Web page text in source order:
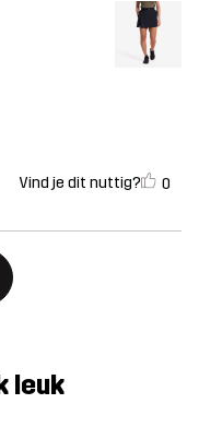
Vind je dit nuttig? 0
leuk